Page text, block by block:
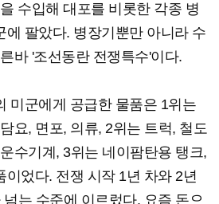
수입해 대포를 비롯한 각종 병
에 팔았다. 병장기뿐만 아니라 수
바 '조선동란 전쟁특수'이다.
미군에게 공급한 물품은 1위는
요, 면포, 의류, 2위는 트럭, 철도
수기계, 3위는 네이팜탄용 탱크,
이었다. 전쟁 시작 1년 차와 2년
는 수준에 이르렀다. 요즘 돈으